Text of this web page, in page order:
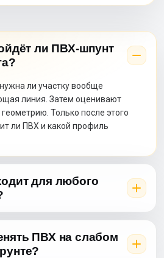
ли ПВХ-шпунт
ли участку вообще
линия. Затем оценивают
геометрию. Только после этого
ли ПВХ и какой профиль
для любого
ПВХ на слабом